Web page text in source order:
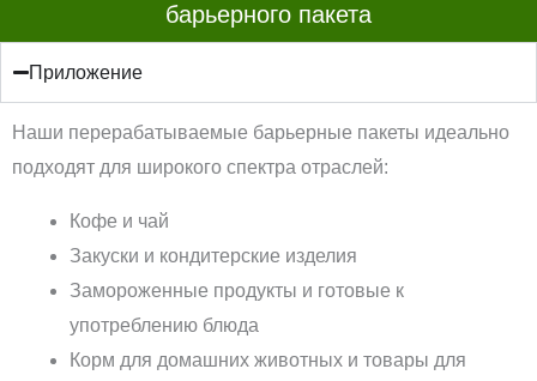
барьерного пакета
Приложение
Наши перерабатываемые барьерные пакеты идеально
подходят для широкого спектра отраслей:
Кофе и чай
Закуски и кондитерские изделия
Замороженные продукты и готовые к
употреблению блюда
Корм для домашних животных и товары для